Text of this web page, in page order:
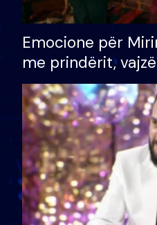
Emocione për
me prindërit,
bashkëshorten:
divorci apo jo?